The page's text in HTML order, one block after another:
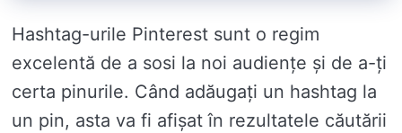
Hashtag-urile Pinterest sunt o regim
excelentă de a sosi la noi audiențe și de a-ți
certa pinurile. Când adăugați un hashtag la
un pin, asta va fi afișat în rezultatele căutării